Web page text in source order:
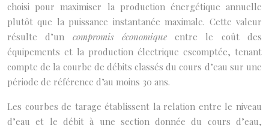
choisi pour maximiser la production énergétique annuelle
plutôt que la puissance instantanée maximale. Cette valeur
résulte d’un compromis économiqueentre le coût des
équipements et la production électrique escomptée, tenant
compte de la courbe de débits classés du cours d’eau sur une
période de référence d’au moins 30 ans.
Les courbes de tarage établissent la relation entre le niveau
d’eau et le débit à une section donnée du cours d’eau,